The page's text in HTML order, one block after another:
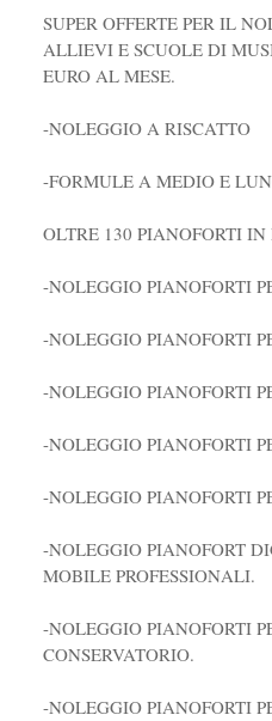
SUPER OFFERTE PER IL
ALLIEVI E SCUOLE DI
EURO AL MESE.
-NOLEGGIO A RISCATTO
-FORMULE A MEDIO E
OLTRE 130 PIANOFORTI IN
-NOLEGGIO PIANOFORTI
-NOLEGGIO PIANOFORTI
-NOLEGGIO PIANOFORTI
-NOLEGGIO PIANOFORTI
-NOLEGGIO PIANOFORTI
-NOLEGGIO PIANOFORT
MOBILE PROFESSIONALI.
-NOLEGGIO PIANOFORTI
CONSERVATORIO.
-NOLEGGIO PIANOFORTI